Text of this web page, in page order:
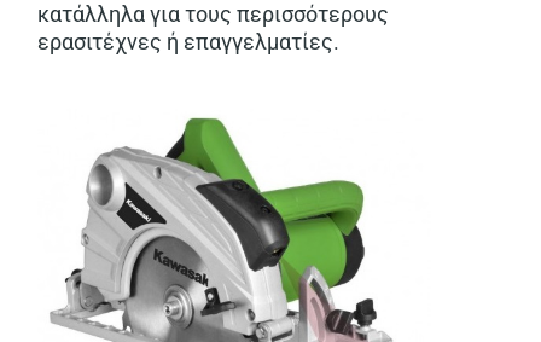
κατάλληλα για τους περισσότερους
ερασιτέχνες ή επαγγελματίες.